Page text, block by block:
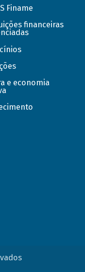
Finame
financeiras
e economia